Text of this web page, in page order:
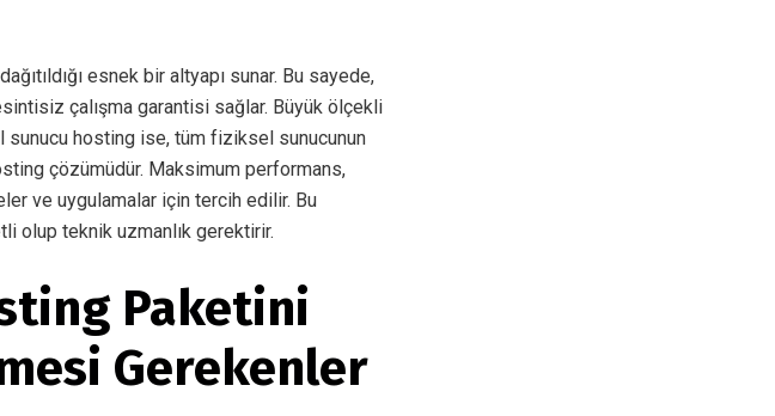
esnek bir altyapı sunar. Bu sayede,
çalışma garantisi sağlar. Büyük ölçekli
hosting ise, tüm fiziksel sunucunun
çözümüdür. Maksimum performans,
ve uygulamalar için tercih edilir. Bu
olup teknik uzmanlık gerektirir.
Paketini
Gerekenler